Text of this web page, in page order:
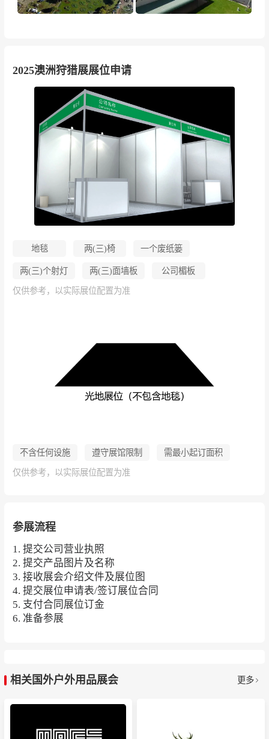
2025澳洲狩猎展展位申请
地毯 两(三)椅 一个废纸篓
两(三)个射灯 两(三)面墙板 公司楣板
仅供参考，以实际展位配置为准
不含任何设施 遵守展馆限制 需最小起订面积
仅供参考，以实际展位配置为准
参展流程
1. 提交公司营业执照
2. 提交产品图片及名称
3. 接收展会介绍文件及展位图
4. 提交展位申请表/签订展位合同
5. 支付合同展位订金
6. 准备参展
相关国外户外用品展会 更多